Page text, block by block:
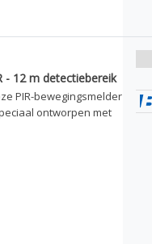
- 12 m detectiebereik
PIR-bewegingsmelder
ontworpen met